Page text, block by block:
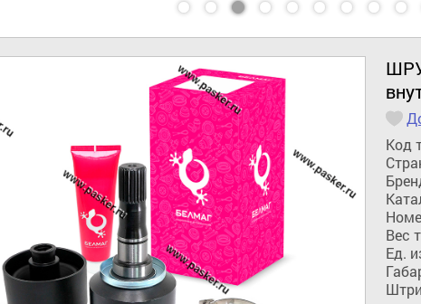
Код
Вес
Ед.